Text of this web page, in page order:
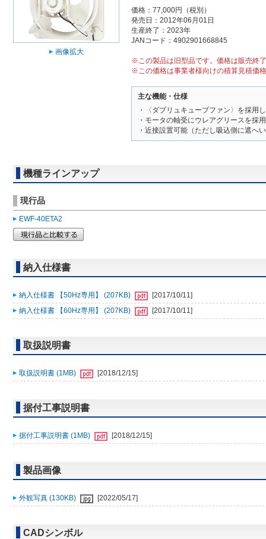
画像拡大
価格：77,000円（税別）
発売日：2012年06月01日
生産終了：2023年
JANコード：4902901668845
※この製品は旧型品です。価格は販売終
※この価格は事業者様向けの積算見積価
主な機能・仕様
・〈ダブリュキューブファン〉を採用
・モータの軸受にウレアグリースを採
・近接設置可能（ただし吸込側に遮へ
機種ラインアップ
現行品
EWF-40ETA2
納入仕様書
納入仕様書 【50Hz専用】 (207KB)
[2017/10/11]
納入仕様書 【60Hz専用】 (207KB)
[2017/10/11]
取扱説明書
取扱説明書 (1MB) [2018/12/15]
据付工事説明書
据付工事説明書 (1MB) [2018/12/15]
製品画像
外観写真 (130KB) [2022/05/17]
CADシンボル